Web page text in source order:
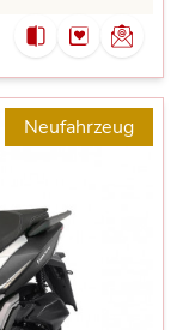
Neufahrzeug